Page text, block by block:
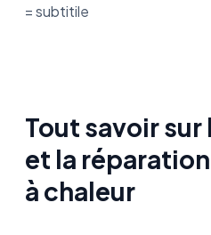
= subtitile
Tout savoir
et la
à chaleur